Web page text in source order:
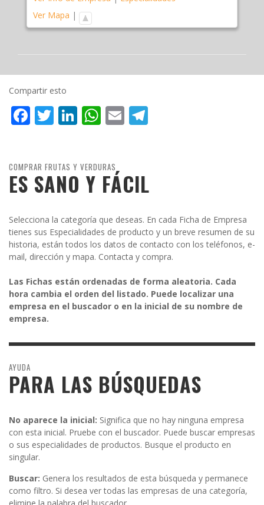
Ver Mapa |
Compartir esto
Facebook
Twitter
LinkedIn
WhatsApp
Email
COMPRAR FRUTAS Y VERDURAS
ES SANO Y FÁCIL
Selecciona la categoría que deseas. En cada Ficha de Empresa
tienes sus Especialidades de producto y un breve resumen de su
historia, están todos los datos de contacto con los teléfonos, e-
mail, dirección y mapa. Contacta y compra.
Las Fichas están ordenadas de forma aleatoria. Cada
hora cambia el orden del listado. Puede localizar una
empresa en el buscador o en la inicial de su nombre de
empresa.
AYUDA
PARA LAS BÚSQUEDAS
No aparece la inicial: Significa que no hay ninguna empresa
con esta inicial. Pruebe con el buscador. Puede buscar empresas
o sus especialidades de productos. Busque el producto en
singular.
Buscar: Genera los resultados de esta búsqueda y permanece
como filtro. Si desea ver todas las empresas de una categoría,
elimine la palabra del buscador.